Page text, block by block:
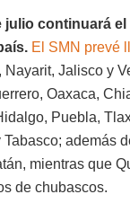
julio continuará
El SMN prevé
Nayarit, Jalisco y
Oaxaca,
Puebla,
Tabasco; además
mientras que
de chubascos.